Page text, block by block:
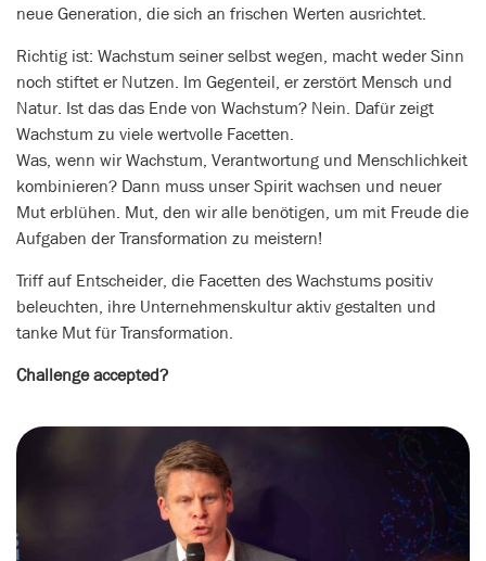
neue Generation, die sich an frischen Werten ausrichtet.
Richtig ist: Wachstum seiner selbst wegen, macht weder Sinn
noch stiftet er Nutzen. Im Gegenteil, er zerstört Mensch und
Natur. Ist das das Ende von Wachstum? Nein. Dafür zeigt
Wachstum zu viele wertvolle Facetten.
Was, wenn wir Wachstum, Verantwortung und Menschlichkeit
kombinieren? Dann muss unser Spirit wachsen und neuer
Mut erblühen. Mut, den wir alle benötigen, um mit Freude die
Aufgaben der Transformation zu meistern!
Triff auf Entscheider, die Facetten des Wachstums positiv
beleuchten, ihre Unternehmenskultur aktiv gestalten und
tanke Mut für Transformation.
Challenge accepted?